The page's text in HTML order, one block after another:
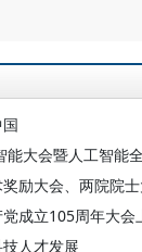
成立105周年大会
人才发展